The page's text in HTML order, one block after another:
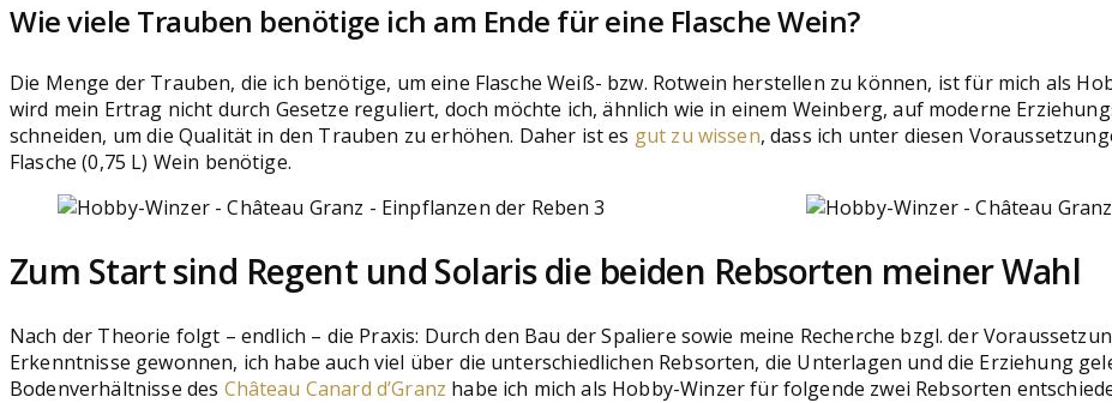
Wie viele Trauben benötige ich am Ende für eine Flasche Wein?
Die Menge der Trauben, die ich benötige, um eine Flasche Weiß- bzw. Rotwein herstellen zu können, ist für mich als
wird mein Ertrag nicht durch Gesetze reguliert, doch möchte ich, ähnlich wie in einem Weinberg, auf moderne
schneiden, um die Qualität in den Trauben zu erhöhen. Daher ist es gut zu wissen, dass ich unter diesen
Flasche (0,75 L) Wein benötige.
Zum Start sind Regent und Solaris die beiden Rebsorten meiner Wahl
Nach der Theorie folgt – endlich – die Praxis: Durch den Bau der Spaliere sowie meine Recherche bzgl. der
Erkenntnisse gewonnen, ich habe auch viel über die unterschiedlichen Rebsorten, die Unterlagen und die Erziehung
Bodenverhältnisse des Château Canard d’Granz habe ich mich als Hobby-Winzer für folgende zwei Rebsorten